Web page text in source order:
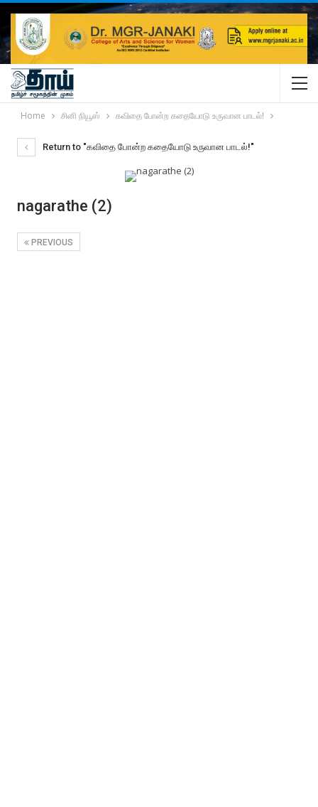
Home சினி நியூஸ் கவிதை போன்ற கதையோடு உருவான பாடல்!
Return to "கவிதை போன்ற கதையோடு உருவான பாடல்!"
nagarathe (2)
PREVIOUS